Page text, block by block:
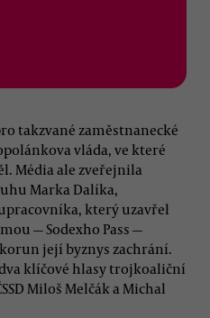
takzvané zaměstnanecké
vláda, ve které
Média ale zveřejnila
Marka Dalíka,
který uzavřel
— Sodexho Pass —
její byznys zachrání.
klíčové hlasy trojkoaliční
Miloš Melčák a Michal